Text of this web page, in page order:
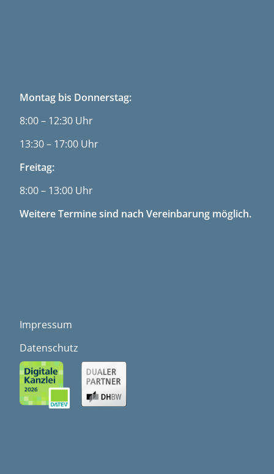
Montag bis Donnerstag:
8:00 – 12:30 Uhr
13:30 – 17:00 Uhr
Freitag:
8:00 – 13:00 Uhr
Weitere Termine sind nach Vereinbarung möglich.
Impressum
Datenschutz